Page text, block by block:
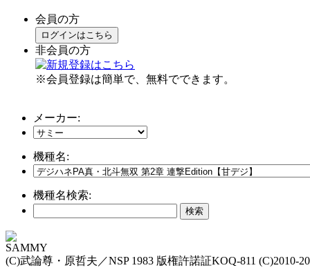
会員の方
ログインはこちら
非会員の方
※会員登録は簡単で、無料でできます。
メーカー:
機種名:
機種名検索:
SAMMY
(C)武論尊・原哲夫／NSP 1983 版権許諾証KOQ-811 (C)2010-